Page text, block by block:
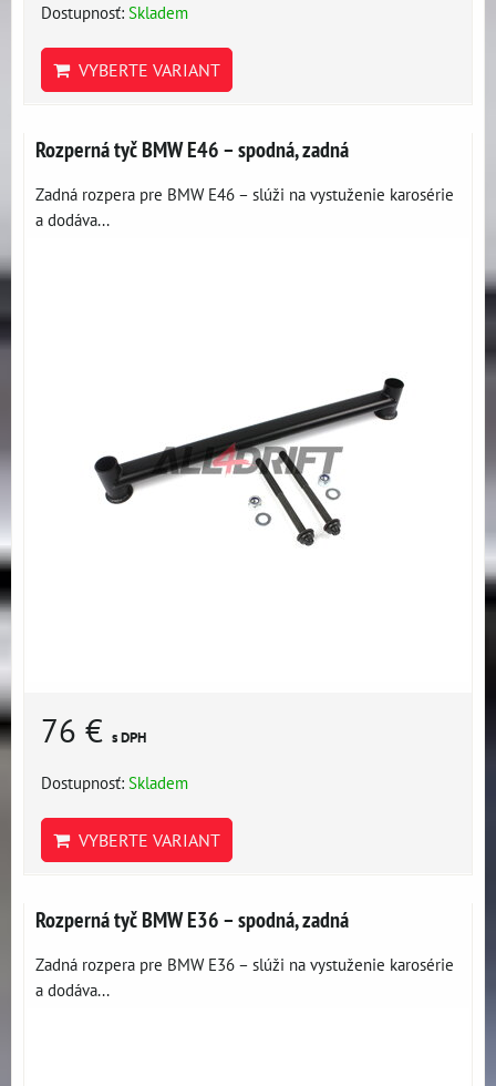
Dostupnosť: Skladem
VYBERTE VARIANT
Rozperná tyč BMW E46 – spodná, zadná
Zadná rozpera pre BMW E46 – slúži na vystuženie karosérie
a dodáva...
76 € s DPH
Dostupnosť: Skladem
VYBERTE VARIANT
Rozperná tyč BMW E36 – spodná, zadná
Zadná rozpera pre BMW E36 – slúži na vystuženie karosérie
a dodáva...